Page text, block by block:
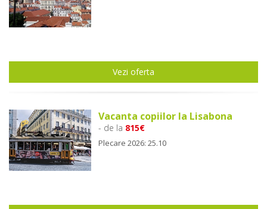
Vezi oferta
Vacanta copiilor la Lisabona
- de la 815€
Plecare 2026: 25.10